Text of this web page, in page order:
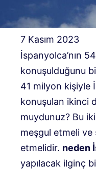
7 Kasım 2023
İspanyolca’nın
konuşulduğunu
41 milyon kişiyle
konuşulan ikinci
muydunuz? Bu
meşgul etmeli ve
etmelidir. neden
yapılacak ilginç